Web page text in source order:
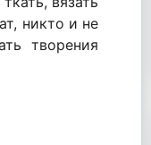
никто и не
творения